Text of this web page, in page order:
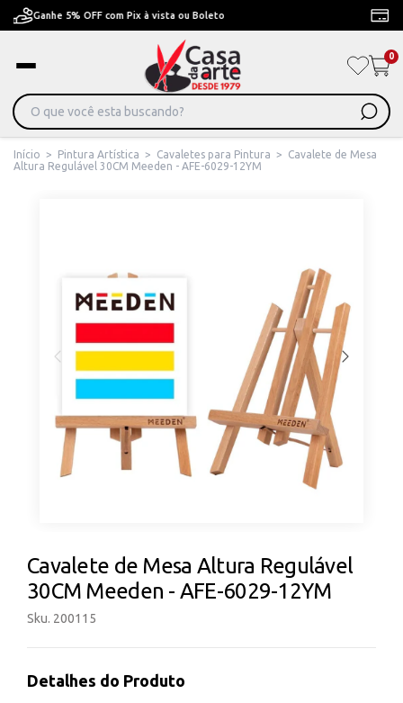
Pague em Até 6x sem juros ou ate 12x com juros
0
Início > Pintura Artística > Cavaletes para Pintura >
Cavalete de Mesa
Altura Regulável 30CM Meeden - AFE-6029-12YM
Cavalete de Mesa Altura Regulável
30CM Meeden - AFE-6029-12YM
Sku. 200115
Detalhes do Produto